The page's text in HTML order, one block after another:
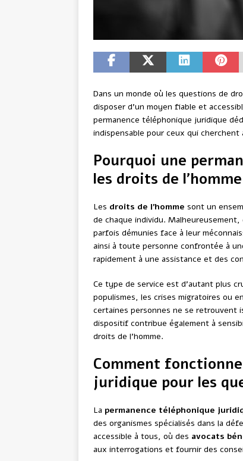
Dans un monde où les questions de
disposer d’un moyen fiable et
permanence téléphonique juridique
indispensable pour ceux qui
Pourquoi une
les droits de
Les droits de l’homme sont un
de chaque individu.
parfois démunies face à leur
ainsi à toute personne confrontée à
rapidement à une assistance et des
Ce type de service est d’autant plus
populismes, les crises migratoires ou
certaines personnes ne se retrouvent
dispositif contribue également à
droits de l’homme.
Comment
juridique pour les
La permanence téléphonique
des organismes spécialisés dans la
accessible à tous, où des avocats
aux interrogations et fournir des